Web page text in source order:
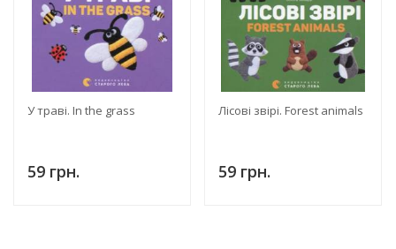
У траві. In the grass
59 грн.
Лісові звірі. Forest animals
59 грн.